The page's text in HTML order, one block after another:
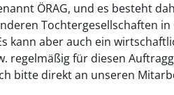
ÖRAG, und es besteht
Tochtergesellschaften
kann aber auch ein
für diesen
bitte direkt an unseren